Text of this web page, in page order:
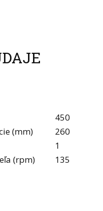
450
(mm)
260
1
(rpm)
135